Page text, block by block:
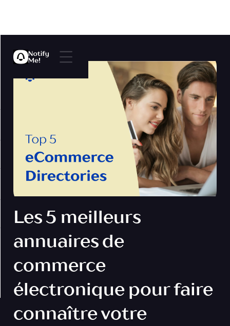
Les 5 meilleurs
annuaires de
commerce
électronique pour faire
connaître votre